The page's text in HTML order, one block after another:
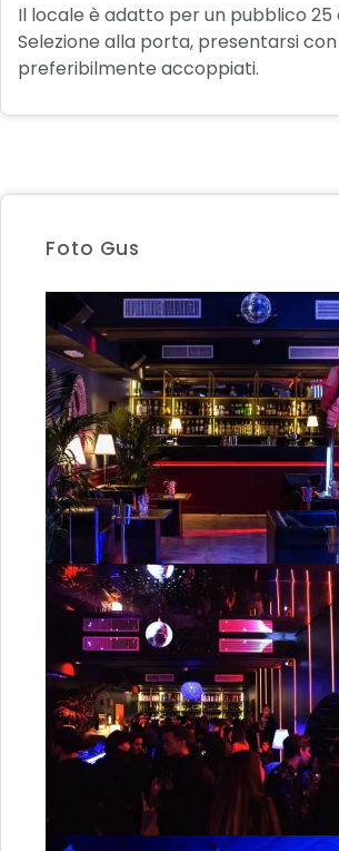
Il locale è adatto per un pubblico 25
Selezione alla porta, presentarsi
preferibilmente accoppiati.
Foto Gus